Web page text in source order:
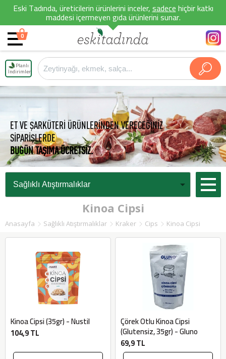
Eski Tadında, üreticilerin ürünlerini inceler,sadecehiçbir katkı
maddesi içermeyen gıda ürünlerini sunar.
0
Planlı
İndirimler
ET VE ŞARKÜTERİ ÜRÜNLERİNDEN VERECEĞİNİZ
SİPARİŞLERDE
BUGÜN TAŞIMA ÜCRETSİZ.
Kinoa Cipsi
Anasayfa Sağlıklı Atıştırmalıklar Kraker Cips Kinoa Cipsi
Kinoa Cipsi (35gr) - Nustil
104,9 TL
Çörek Otlu Kinoa Cipsi
(Glutensiz, 35gr) - Gluno
69,9 TL